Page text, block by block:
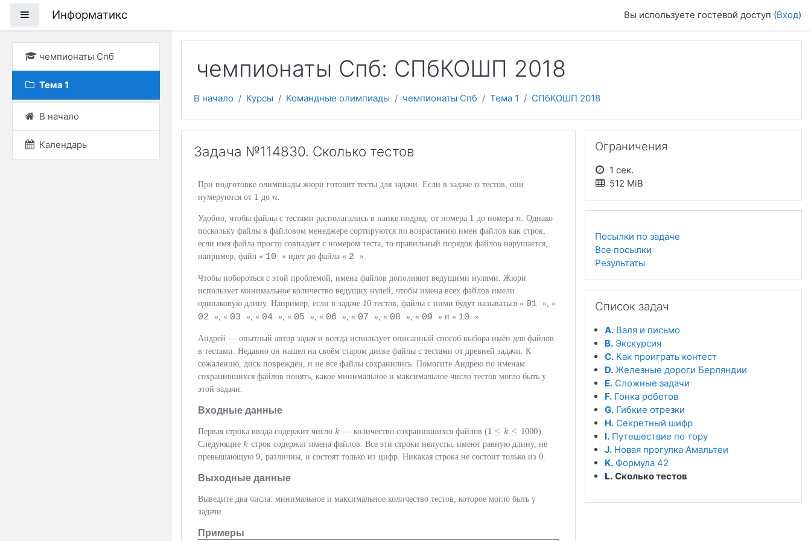
Боковая панель
Информатикс Вы используете гостевой доступ (Вход)
чемпионаты Спб
Тема 1
В начало
Календарь
чемпионаты Спб: СПбКОШП 2018
В начало Курсы Командные олимпиады чемпионаты Спб Тема 1 СПбКОШП 2018
Задача №114830. Сколько тестов
При подготовке олимпиады жюри готовит тесты для задачи. Если в задаче n
n тестов, они
нумеруются от 1
1 до n
n .
Удобно, чтобы файлы с тестами располагались в папке подряд, от номера 1
1 до номера n
n . Однако
поскольку файлы в файловом менеджере сортируются по возрастанию имен файлов как строк,
если имя файла просто совпадает с номером теста, то правильный порядок файлов нарушается,
например, файл « 10 » идет до файла « 2 ».
Чтобы побороться с этой проблемой, имена файлов дополняют ведущими нулями. Жюри
использует минимальное количество ведущих нулей, чтобы имена всех файлов имели
одинаковую длину. Например, если в задаче 10
10 тестов, файлы с ними будут называться « 01 », «
02 », « 03 », « 04 », « 05 », « 06 », « 07 », « 08 », « 09 » и « 10 ».
Андрей — опытный автор задач и всегда использует описанный способ выбора имён для файлов
в тестами. Недавно он нашел на своём старом диске файлы с тестами от древней задачи. К
сожалению, диск повреждён, и не все файлы сохранились. Помогите Андрею по именам
сохранившихся файлов понять, какое минимальное и максимальное число тестов могло быть у
этой задачи.
Входные данные
Первая строка ввода содержит число k
k — количество сохранившихся файлов (1 ≤ k ≤ 1000
1≤k ≤1000
).
Следующие k
k строк содержат имена файлов. Все эти строки непусты, имеют равную длину, не
превышающую 9
9, различны, и состоят только из цифр. Никакая строка не состоит только из 0
0.
Выходные данные
Выведите два числа: минимальное и максимальное количество тестов, которое могло быть у
задачи.
Примеры
Ограничения
1 сек.
512 MiB
Посылки по задаче
Все посылки
Результаты
Список задач
A. Валя и письмо
B. Экскурсия
C. Как проиграть контест
D. Железные дороги Берляндии
E. Сложные задачи
F. Гонка роботов
G. Гибкие отрезки
H. Секретный шифр
I. Путешествие по тору
J. Новая прогулка Амальтеи
K. Формула 42
L. Сколько тестов